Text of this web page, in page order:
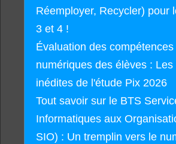
Réemployer, Recycler) pour
3 et 4 !
Évaluation des compétences
numériques des élèves : Les
inédites de l'étude Pix 2026
Tout savoir sur le BTS
Informatiques aux
SIO) : Un tremplin vers le